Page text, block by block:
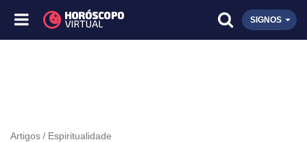
SIGNOS
Artigos Espiritualidade